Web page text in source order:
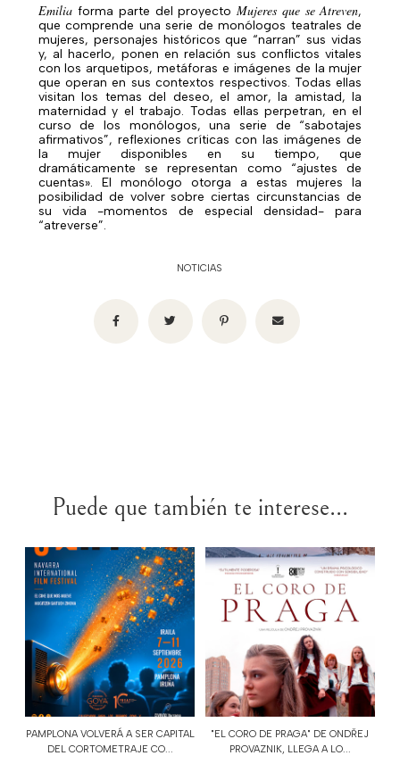
Emiliaforma parte del proyectoMujeres que se Atreven,
que comprende una serie de monólogos teatrales de
mujeres, personajes históricos que “narran” sus vidas
y, al hacerlo, ponen en relación sus conflictos vitales
con los arquetipos, metáforas e imágenes de la mujer
que operan en sus contextos respectivos.Todas ellas
visitan los temas del deseo, el amor, la amistad, la
maternidad y el trabajo. Todas ellas perpetran, en el
curso de los monólogos, una serie de “sabotajes
afirmativos”, reflexiones críticas con las imágenes de
la mujer disponibles en su tiempo, que
dramáticamente se representan como “ajustes de
cuentas». El monólogo otorga a estas mujeres la
posibilidad de volver sobre ciertas circunstancias de
su vida -momentos de especial densidad- para
“atreverse”.
NOTICIAS
Puede que también te interese...
PAMPLONA VOLVERÁ A SER CAPITAL
DEL CORTOMETRAJE CO...
"EL CORO DE PRAGA" DE ONDŘEJ
PROVAZNIK, LLEGA A LO...